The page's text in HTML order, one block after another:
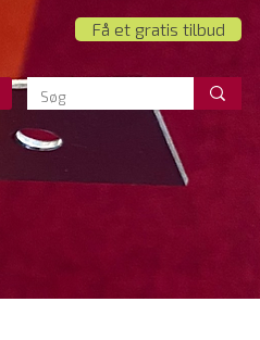
Få et gratis tilbud